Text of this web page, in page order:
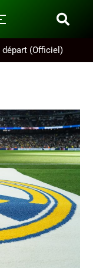
départ (Officiel)